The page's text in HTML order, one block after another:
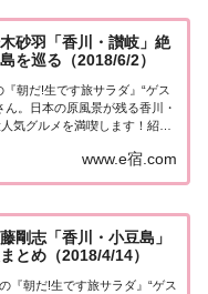
木砂羽「香川・讃岐」絶
を巡る（2018/6/2）
朝だ!生です旅サラダ』“ゲス
ん。日本の原風景が残る香川・
気グルメを満喫します！紹介
は鈴木砂羽さん。香川・讃岐の
www.e宿.com
剛志「香川・小豆島」
とめ（2018/4/14）
『朝だ!生です旅サラダ』“ゲス